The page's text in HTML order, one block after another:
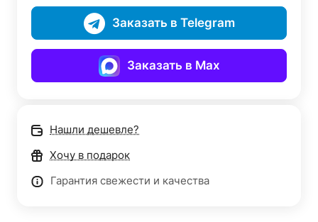
Заказать в Telegram
Заказать в Max
Нашли дешевле?
Хочу в подарок
Гарантия свежести и качества